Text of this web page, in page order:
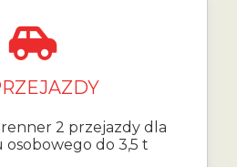
2 przejazdy dla
osobowego do 3,5 t